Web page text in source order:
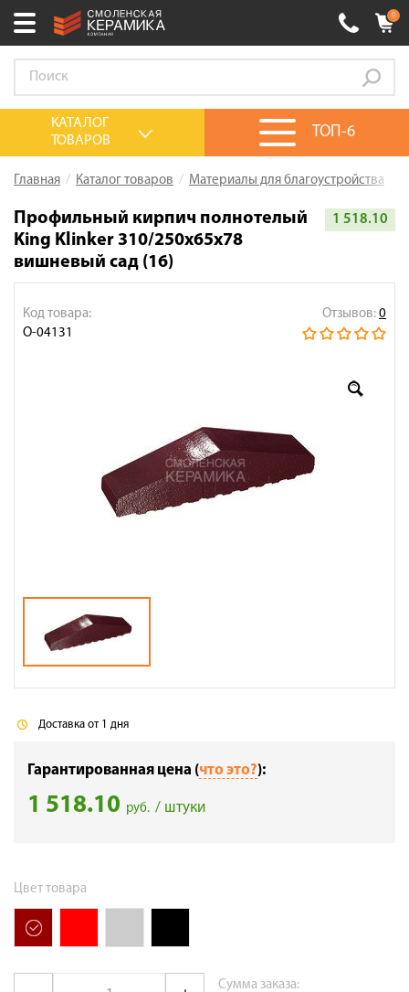
Выберите ваш город:
+7 (4812) 548-777
0 товаров на сумму0.00руб.
Акции
О компании
Сервис
0
ТОП-6
КАТАЛОГ
ТОВАРОВ
Главная Каталог товаров Материалы для благоустройства
Профильный кирпич полнотелый
King Klinker 310/250x65x78
вишневый сад (16)
1 518.10
Отзывов: 0
Код товара:
О-04131
Доставка от 1 дня
Гарантированная цена (что это?):
1 518.10 руб. / штуки
Цвет товара
Сумма заказа: